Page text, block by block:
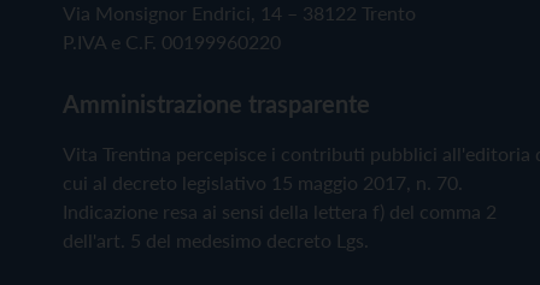
Via Monsignor Endrici, 14 – 38122 Trento
P.IVA e C.F. 00199960220
Amministrazione trasparente
Vita Trentina percepisce i contributi pubblici all'editoria
cui al decreto legislativo 15 maggio 2017, n. 70.
Indicazione resa ai sensi della lettera f) del comma 2
dell'art. 5 del medesimo decreto Lgs.